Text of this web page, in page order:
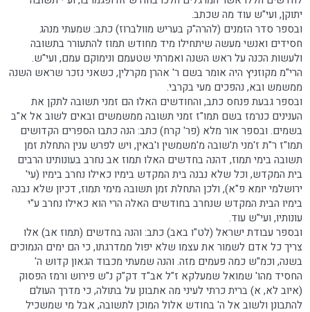
יתוקן, ועי"ש עוד מה שכתב.
ובספר סדר הזמנים (להרה"ק בעריש מוולברוז) כתב: שמעתי מנהג
חסידים ואנשי מעשה שיתחילו מיד מחודש תמוז להתעורר בתשובה
ולעשות הכנה על ראש השנה ואמרתי שטעמם ונימוקם עמם, ועי"ש.
הרי"מ מקוזניץ היה אומר בשם ר' אהרן מקרלין, כשאני נזכר שראש השנה
ממשמש ובא, נהפכים מעי בקרבי.
ובספר גבעת פנחס כתב, והחודשים האלו הם זמני תשובה לתקן את
הענינים כנרמז בשם תמו"ז זמני תשובה ממשמשים ובאים לשוב אל א"ב
בשמים. ובספר אור מלא (פר' קרח) כתב: הנה כתבו הספרים הקדושים
תמו"ז ר"ת ז'מני ת'שובה מ'משמשין ו'באין, ויש לפרש ענין התחלת זמן
תשובה בימי תמוז, דהנה בחדשים האלו תמוז אב נחרב בעונותינו הרבים
בית המקדש, וכל שלא נבנה בית המקדש בימיו כאילו נחרב בימיו (עי'
ירושלמי יומא פ"א), ולכן התחלת זמן תשובה מימי תמוז, דכיון שלא נבנה
בימיו הבית המקדש שנחרב בחודשים האלה הרי הוא כאילו נחרב ע"י
עונותיו, ועי"ש עוד.
ובספר עבודת ישראל (לט"ו באב) כתב: והנה בחדשים (תמוז אב) אלו
צריך כל אדם לשמור את עצמו שלא יפול ממדרגתו, כי הם ימים הנמוכים
בשנה, וכמ"ש כמה פעמים מזה. והנה שמעתי מכבוד הגאון קדוש ה'
החסיד מהו' שמואל שמעלקא ז"ל אב"ד דק"ק נ"ש פירוש ורמז הפסוק
(איוב לא, א) ברית כרתי לעיני מה אתבונן על בתולה, כי מדרך העולם
להתבונן ולשוב אל ה' בחודש אלול המוכן לתשובה, אבל מי שמשכיל